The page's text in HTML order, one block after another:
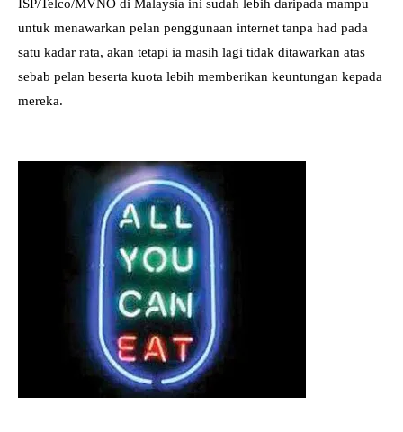
ISP/Telco/MVNO di Malaysia ini sudah lebih daripada mampu
untuk menawarkan pelan penggunaan internet tanpa had pada
satu kadar rata, akan tetapi ia masih lagi tidak ditawarkan atas
sebab pelan beserta kuota lebih memberikan keuntungan kepada
mereka.